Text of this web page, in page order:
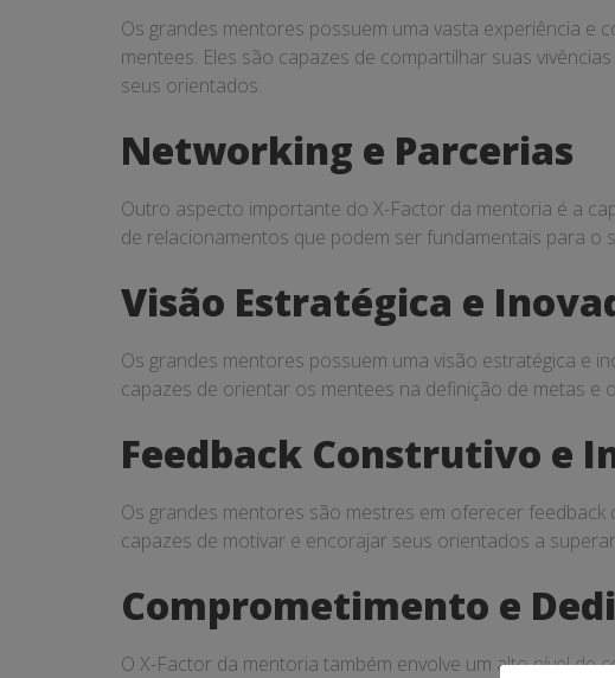
Os grandes mentores possuem uma vasta experiência e
mentees. Eles são capazes de compartilhar suas
seus orientados.
Networking e Parcerias
Outro aspecto importante do X-Factor da mentoria é a
de relacionamentos que podem ser fundamentais para
Visão Estratégica e
Os grandes mentores possuem uma visão estratégica e
capazes de orientar os mentees na definição de metas
Feedback Construtivo e
Os grandes mentores são mestres em oferecer
capazes de motivar e encorajar seus orientados a
Comprometimento e
O X-Factor da mentoria também envolve um alto nível